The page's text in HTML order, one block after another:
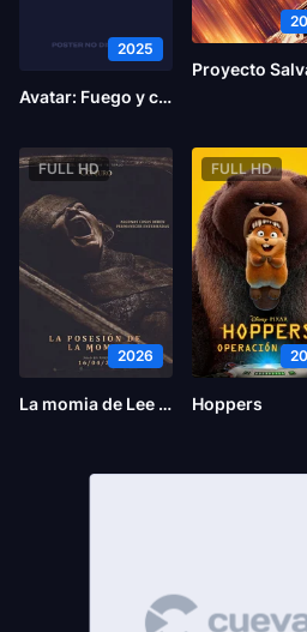
2025
Avatar: Fuego y ceniza
FULL HD
2026
La momia de Lee Cronin
FULL HD
Hoppers